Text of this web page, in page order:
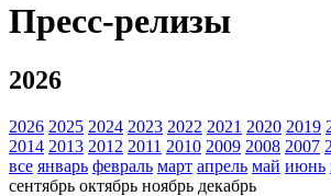
Пресс-релизы
2026
2026 2025 2024 2023 2022 2021 2020 2019
2014 2013 2012 2011 2010 2009 2008 2007
все январь февраль март апрель май июнь
сентябрь октябрь ноябрь декабрь